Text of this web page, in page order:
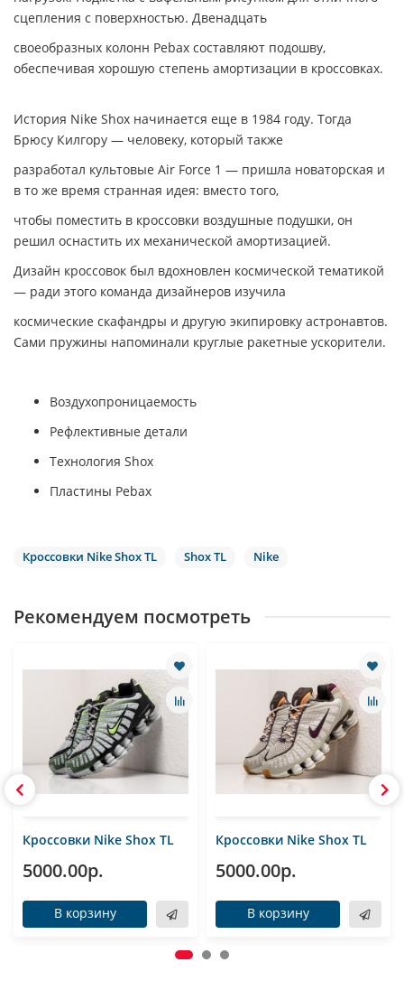
сцепления с поверхностью. Двенадцать
своеобразных колонн Pebax составляют подошву,
обеспечивая хорошую степень амортизации в кроссовках.
История Nike Shox начинается еще в 1984 году. Тогда
Брюсу Килгору — человеку, который также
разработал культовые Air Force 1 — пришла новаторская и
в то же время странная идея: вместо того,
чтобы поместить в кроссовки воздушные подушки, он
решил оснастить их механической амортизацией.
Дизайн кроссовок был вдохновлен космической тематикой
— ради этого команда дизайнеров изучила
космические скафандры и другую экипировку астронавтов.
Сами пружины напоминали круглые ракетные ускорители.
Воздухопроницаемость
Рефлективные детали
Технология Shox
Пластины Pebax
Кроссовки Nike Shox TL Shox TL Nike
Рекомендуем посмотреть
Кроссовки Nike Shox TL
5000.00р.
В корзину
Кроссовки Nike Shox TL
5000.00р.
В корзину